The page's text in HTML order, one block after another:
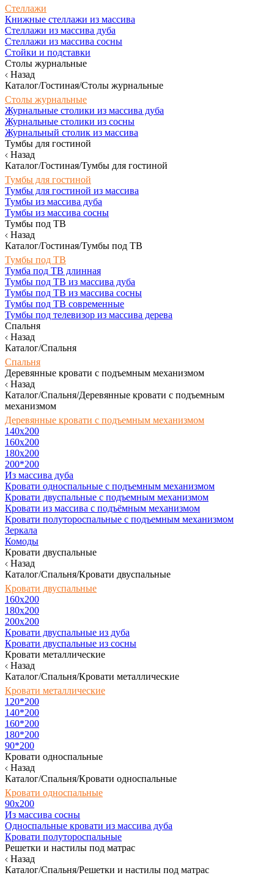
Стеллажи
Книжные стеллажи из массива
Стеллажи из массива дуба
Стеллажи из массива сосны
Стойки и подставки
Столы журнальные
Назад
Каталог/Гостиная/Столы журнальные
Столы журнальные
Журнальные столики из массива дуба
Журнальные столики из сосны
Журнальный столик из массива
Тумбы для гостиной
Назад
Каталог/Гостиная/Тумбы для гостиной
Тумбы для гостиной
Тумбы для гостиной из массива
Тумбы из массива дуба
Тумбы из массива сосны
Тумбы под ТВ
Назад
Каталог/Гостиная/Тумбы под ТВ
Тумбы под ТВ
Тумба под ТВ длинная
Тумбы под ТВ из массива дуба
Тумбы под ТВ из массива сосны
Тумбы под ТВ современные
Тумбы под телевизор из массива дерева
Спальня
Назад
Каталог/Спальня
Спальня
Деревянные кровати с подъемным механизмом
Назад
Каталог/Спальня/Деревянные кровати с подъемным
механизмом
Деревянные кровати с подъемным механизмом
140x200
160х200
180х200
200*200
Из массива дуба
Кровати односпальные с подъемным механизмом
Кровати двуспальные с подъемным механизмом
Кровати из массива с подъёмным механизмом
Кровати полутороспальные с подъемным механизмом
Зеркала
Комоды
Кровати двуспальные
Назад
Каталог/Спальня/Кровати двуспальные
Кровати двуспальные
160х200
180x200
200x200
Кровати двуспальные из дуба
Кровати двуспальные из сосны
Кровати металлические
Назад
Каталог/Спальня/Кровати металлические
Кровати металлические
120*200
140*200
160*200
180*200
90*200
Кровати односпальные
Назад
Каталог/Спальня/Кровати односпальные
Кровати односпальные
90х200
Из массива сосны
Односпальные кровати из массива дуба
Кровати полутороспальные
Решетки и настилы под матрас
Назад
Каталог/Спальня/Решетки и настилы под матрас